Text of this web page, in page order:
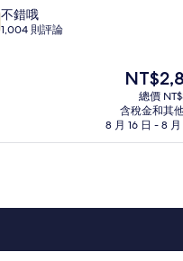
不錯哦
1,004 則評論
現
價
格
為
總價
含稅金和其
8 月 16 日 - 8 月